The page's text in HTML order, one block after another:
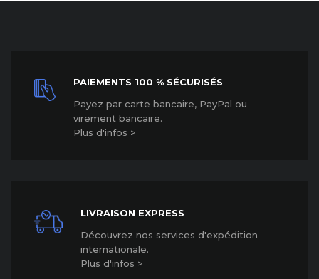
PAIEMENTS 100 % SÉCURISÉS
Payez par carte bancaire, PayPal ou
virement bancaire.
Plus d'infos >
LIVRAISON EXPRESS
Découvrez nos services d'expédition
internationale.
Plus d'infos >